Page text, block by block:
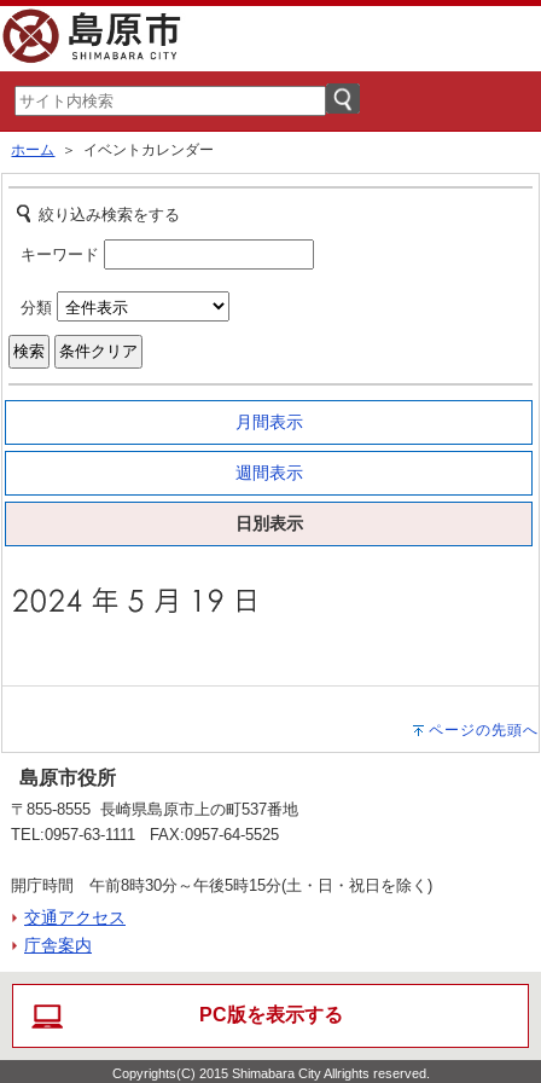
ホーム ＞ イベントカレンダー
絞り込み検索をする
キーワード
分類
月間表示
週間表示
日別表示
ページの先頭へ
島原市役所
〒855-8555 長崎県島原市上の町537番地
TEL:0957-63-1111 FAX:0957-64-5525
開庁時間 午前8時30分～午後5時15分(土・日・祝日を除く)
交通アクセス
庁舎案内
PC版を表示する
Copyrights(C) 2015 Shimabara City Allrights reserved.